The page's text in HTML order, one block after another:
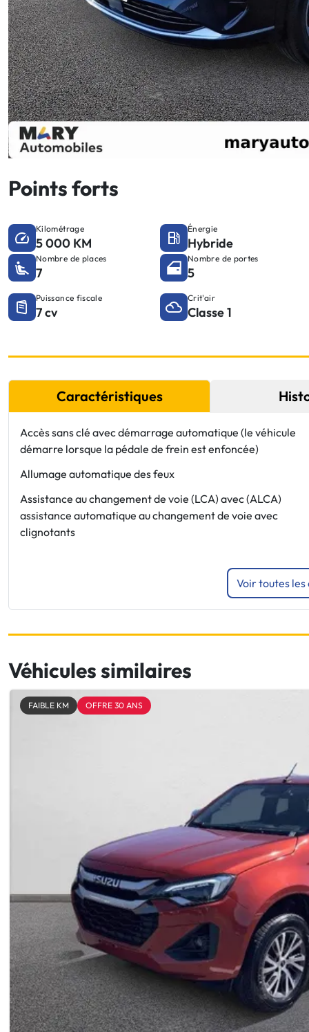
Points forts
Kilométrage
5 000 KM
Énergie
Hybride
Nombre de places
7
Nombre de portes
5
Puissance fiscale
7 cv
Crit'air
Classe 1
Caractéristiques
Accès sans clé avec démarrage automatique (le véhicule
démarre lorsque la pédale de frein est enfoncée)
Allumage automatique des feux
Assistance au changement de voie (LCA) avec (ALCA)
assistance automatique au changement de voie avec
clignotants
Voir toutes
Véhicules similaires
FAIBLE KM OFFRE 30 ANS